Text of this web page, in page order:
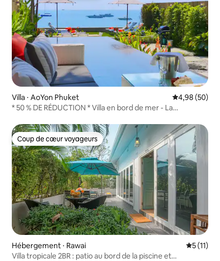
Villa ⋅ AoYon Phuket Évaluation
4,98 (50)
* 50 % DE RÉDUCTION * Villa en bord de mer - La
Coup de cœur voyageurs
Coup de cœur voyageurs
Hébergement ⋅ Rawai
5 (11)
Villa tropicale 2BR : patio au bord de la piscine et